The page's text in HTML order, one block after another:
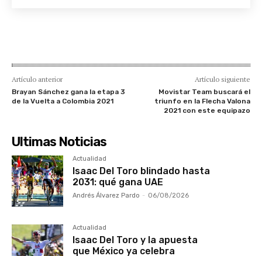
Artículo anterior
Brayan Sánchez gana la etapa 3
de la Vuelta a Colombia 2021
Artículo siguiente
Movistar Team buscará el
triunfo en la Flecha Valona
2021 con este equipazo
Ultimas Noticias
Actualidad
Isaac Del Toro blindado hasta
2031: qué gana UAE
Andrés Álvarez Pardo - 06/08/2026
Actualidad
Isaac Del Toro y la apuesta
que México ya celebra